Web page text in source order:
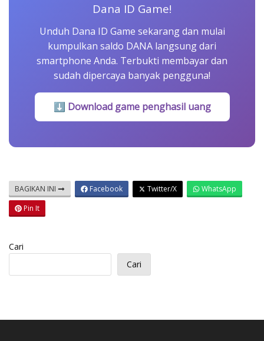
Dana ID Game!
Unduh Dana ID Game sekarang dan mulai
kumpulkan saldo DANA langsung dari
smartphone Anda. Terbukti membayar dan
sudah dipercaya banyak pengguna!
⬇ Download game penghasil uang
BAGIKAN INI Facebook Twitter/X
WhatsApp
Pin It
Cari
Cari